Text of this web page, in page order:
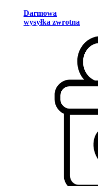
Darmowa
wysyłka zwrotna